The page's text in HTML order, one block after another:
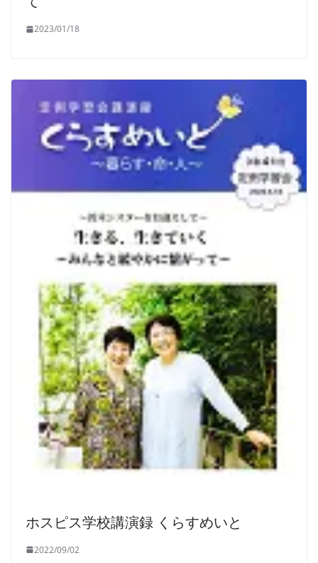
2023/01/18
ホスピス学校講演録 くらすめいと
2022/09/02